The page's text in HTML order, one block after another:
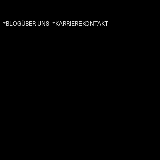
BLOGÜBER UNS KARRIEREKONTAKT